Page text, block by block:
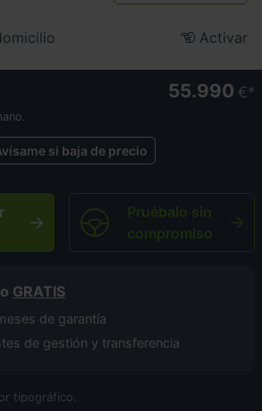
Activar
55.990 €
si baja de precio
Pruébalo sin
compromiso
GRATIS
de garantía
de gestión y transferencia
tipográfico.